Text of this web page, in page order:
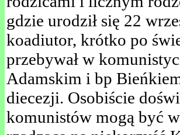
gdzie urodził się 22
koadiutor, krótko po
przebywał w
Adamskim i bp
diecezji. Osobiście
komunistów mogą być